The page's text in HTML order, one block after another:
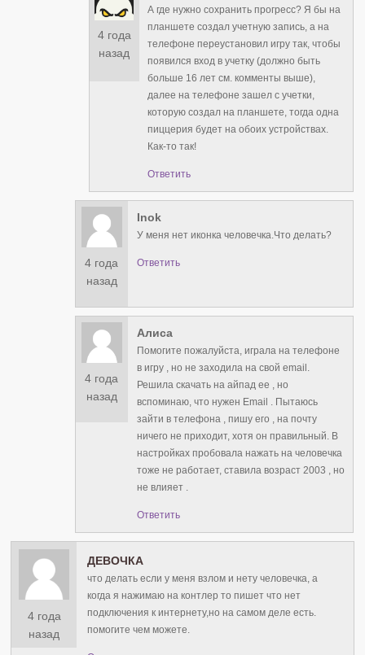
4 года
назад
А где нужно сохранить прогресс? Я бы на
планшете создал учетную запись, а на
телефоне переустановил игру так, чтобы
появился вход в учетку (должно быть
больше 16 лет см. комменты выше),
далее на телефоне зашел с учетки,
которую создал на планшете, тогда одна
пиццерия будет на обоих устройствах.
Как-то так!
Ответить
4 года
назад
Inok
У меня нет иконка человечка.Что делать?
Ответить
4 года
назад
Алиса
Помогите пожалуйста, играла на телефоне
в игру , но не заходила на свой email.
Решила скачать на айпад ее , но
вспоминаю, что нужен Email . Пытаюсь
зайти в телефона , пишу его , на почту
ничего не приходит, хотя он правильный. В
настройках пробовала нажать на человечка
тоже не работает, ставила возраст 2003 , но
не влияет .
Ответить
4 года
назад
ДЕВОЧКА
что делать если у меня взлом и нету человечка, а
когда я нажимаю на контлер то пишет что нет
подключения к интернету,но на самом деле есть.
помогите чем можете.